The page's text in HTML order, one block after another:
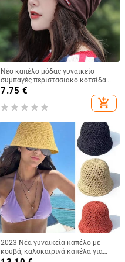
Νέο καπέλο μόδας γυναικείο
συμπαγές περιστασιακό κοτσίδα
Ινδίας καπέλο μουσουλμανικό
βολάν Cancer Chemo καπέλο
Beanie Κασκόλ τουρμπάνι Καπάκι
7.75 €
add_shopping_cart
2023 Νέα γυναικεία καπέλο με
κουβά, καλοκαιρινά καπέλα για
γυναικεία ψάθινα καπέλα